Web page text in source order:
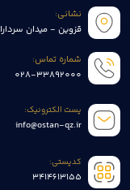
نشانی:
قزوین - میدان
شماره تماس:
028-33892000
پست الکترونیک:
info@ostan-qz.ir
کدپستی:
3414613155